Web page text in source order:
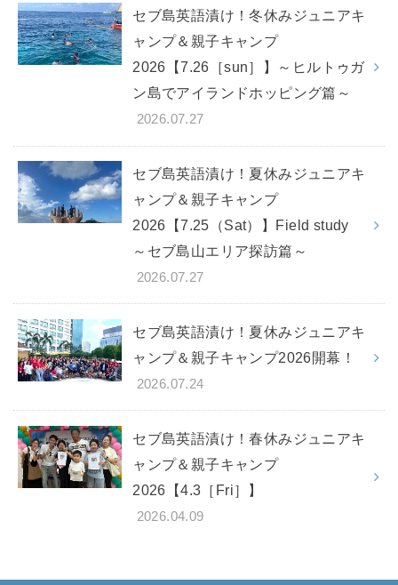
セブ島英語漬け！冬休みジュニアキ
ャンプ＆親子キャンプ
2026【7.26［sun］】～ヒルトゥガ
ン島でアイランドホッピング篇～
2026.07.27
セブ島英語漬け！夏休みジュニアキ
ャンプ＆親子キャンプ
2026【7.25（Sat）】Field study
～セブ島山エリア探訪篇～
2026.07.27
セブ島英語漬け！夏休みジュニアキ
ャンプ＆親子キャンプ2026開幕！
2026.07.24
セブ島英語漬け！春休みジュニアキ
ャンプ＆親子キャンプ
2026【4.3［Fri］】
2026.04.09